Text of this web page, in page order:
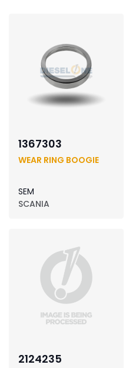
1367303
WEAR RING BOOGIE
SEM
SCANIA
2124235